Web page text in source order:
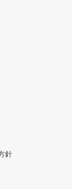
針